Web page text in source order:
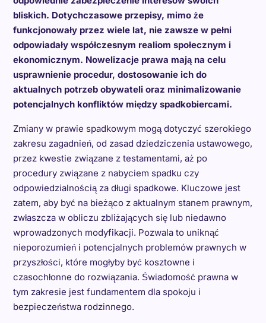
bliskich. Dotychczasowe przepisy, mimo że
funkcjonowały przez wiele lat, nie zawsze w pełni
odpowiadały współczesnym realiom społecznym i
ekonomicznym. Nowelizacje prawa mają na celu
usprawnienie procedur, dostosowanie ich do
aktualnych potrzeb obywateli oraz minimalizowanie
potencjalnych konfliktów między spadkobiercami.
Zmiany w prawie spadkowym mogą dotyczyć szerokiego
zakresu zagadnień, od zasad dziedziczenia ustawowego,
przez kwestie związane z testamentami, aż po
procedury związane z nabyciem spadku czy
odpowiedzialnością za długi spadkowe. Kluczowe jest
zatem, aby być na bieżąco z aktualnym stanem prawnym,
zwłaszcza w obliczu zbliżających się lub niedawno
wprowadzonych modyfikacji. Pozwala to uniknąć
nieporozumień i potencjalnych problemów prawnych w
przyszłości, które mogłyby być kosztowne i
czasochłonne do rozwiązania. Świadomość prawna w
tym zakresie jest fundamentem dla spokoju i
bezpieczeństwa rodzinnego.